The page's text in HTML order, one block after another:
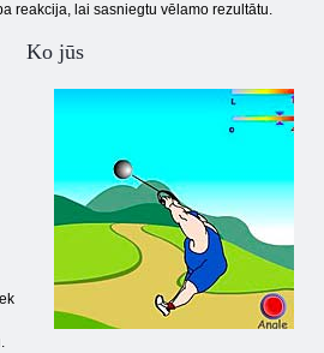
reakcija, lai sasniegtu vēlamo rezultātu.
Ko jūs